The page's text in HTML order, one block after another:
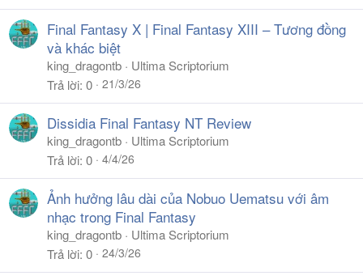
Final Fantasy X | Final Fantasy XIII – Tương đồng
và khác biệt
king_dragontb
Ultima Scriptorium
Trả lời 0 21/3/26
Dissidia Final Fantasy NT Review
king_dragontb
Ultima Scriptorium
Trả lời 0 4/4/26
Ảnh hưởng lâu dài của Nobuo Uematsu với âm
nhạc trong Final Fantasy
king_dragontb
Ultima Scriptorium
Trả lời 0 24/3/26